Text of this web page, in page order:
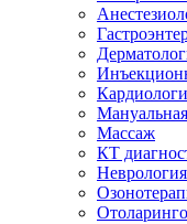
Массаж
КТ
Неврология